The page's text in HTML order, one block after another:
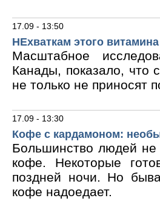
17.09 - 13:50
НЕхваткам этого
Масштабное
Канады, показало, что
не только не приносят
17.09 - 13:30
Кофе с кардамоном:
Большинство людей не
кофе. Некоторые
поздней ночи. Но
кофе надоедает.